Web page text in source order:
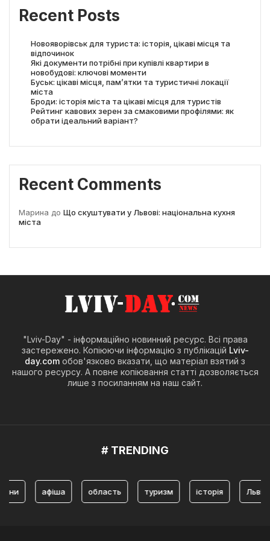
Recent Posts
Новояворівськ для туриста: історія, цікаві місця та
відпочинок
Які документи потрібні при купівлі квартири в
новобудові: ключові моменти
Буськ: цікаві місця, пам’ятки та туристичні локації
міста
Броди: історія міста та цікаві місця для туристів
Рейтинг кавових зерен за смаковими профілями: як
обрати ідеальний варіант?
Recent Comments
Марина до Що скуштувати у Львові: національна кухня
міста
"Lviv-Day" - інформаційно новинний ресурс. Всі права
застережено. Копіюючи інформацію з публікацій Lviv-
day.com обов'язково вказати, що матеріал взятий з
нашого ресурсу. А повне копіювання статті дозволяється
лише з посиланням на наш сайт.
# TRENDING
афіша область туризм історія Львів